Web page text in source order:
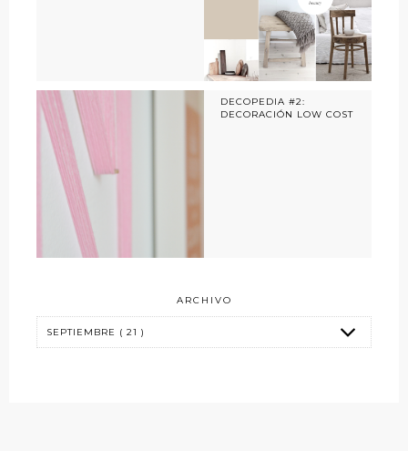
DECOPEDIA #2:
DECORACIÓN LOW COST
ARCHIVO